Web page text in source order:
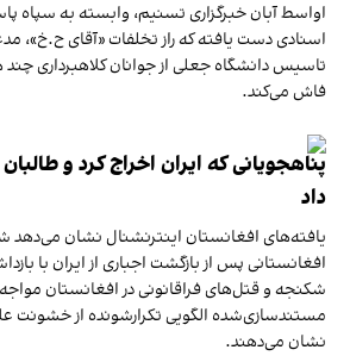
اواسط آبان خبرگزاری تسنیم، وابسته به سپاه
اسنادی دست یافته که راز تخلفات «آقای ح.خ»،
تاسیس دانشگاه جعلی از جوانان کلاهبرداری چند
فاش می‌کند.
پناهجویانی که ایران اخراج کرد و
داد
یافته‌های افغانستان اینترنشنال نشان می‌دهد
افغانستانی پس از بازگشت اجباری از ایران با
شکنجه و قتل‌های فراقانونی در افغانستان
مستندسازی‌شده الگویی تکرارشونده از خشونت
نشان می‌دهند.